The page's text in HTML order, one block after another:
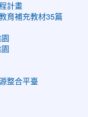
計畫
育補充教材35篇
整合平臺